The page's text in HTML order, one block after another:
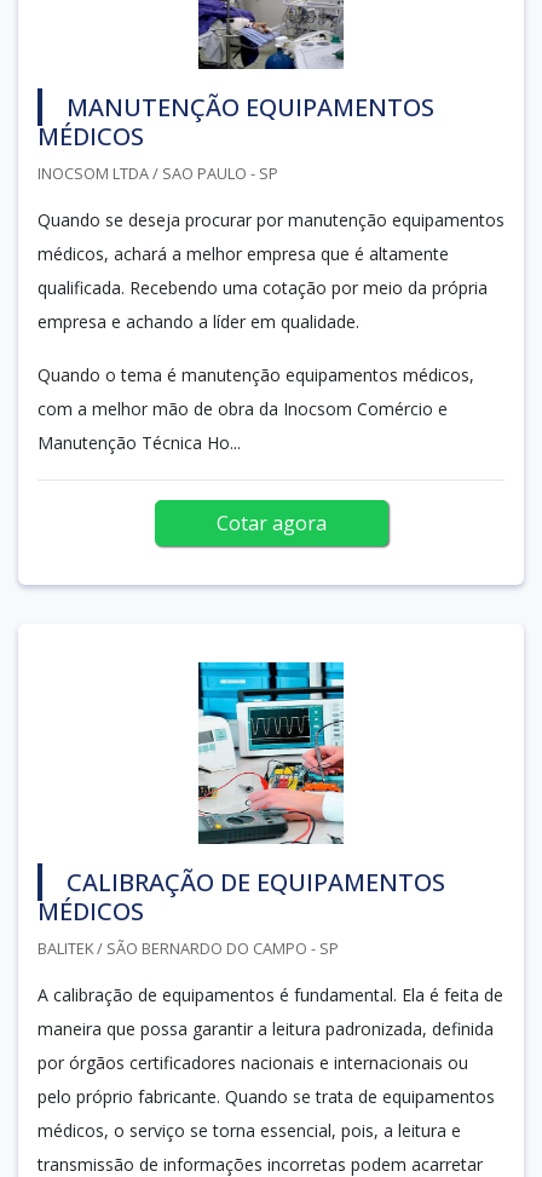
MANUTENÇÃO EQUIPAMENTOS
MÉDICOS
INOCSOM LTDA / SAO PAULO - SP
Quando se deseja procurar por manutenção equipamentos
médicos, achará a melhor empresa que é altamente
qualificada. Recebendo uma cotação por meio da própria
empresa e achando a líder em qualidade.
Quando o tema é manutenção equipamentos médicos,
com a melhor mão de obra da Inocsom Comércio e
Manutenção Técnica Ho...
Cotar agora
CALIBRAÇÃO DE EQUIPAMENTOS
MÉDICOS
BALITEK / SÃO BERNARDO DO CAMPO - SP
A calibração de equipamentos é fundamental. Ela é feita de
maneira que possa garantir a leitura padronizada, definida
por órgãos certificadores nacionais e internacionais ou
pelo próprio fabricante. Quando se trata de equipamentos
médicos, o serviço se torna essencial, pois, a leitura e
transmissão de informações incorretas podem acarretar